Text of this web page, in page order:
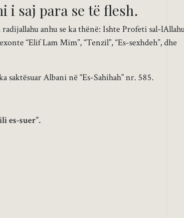
i saj para se të flesh.
anhu se ka thënë: Ishte Profeti sal-
“Elif Lam Mim”, “Tenzil”, “Es-sexhdeh”, dhe
Albani në “Es-Sahihah” nr. 585.
es-suer”.